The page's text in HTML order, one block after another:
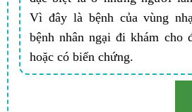
Vì đây là bệnh của vùng
bệnh nhân ngại đi khám cho
hoặc có biến chứng.